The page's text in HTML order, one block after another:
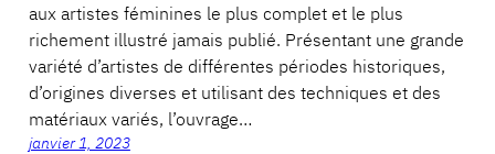
aux artistes féminines le plus complet et le plus
richement illustré jamais publié. Présentant une grande
variété d’artistes de différentes périodes historiques,
d’origines diverses et utilisant des techniques et des
matériaux variés, l’ouvrage…
janvier 1, 2023